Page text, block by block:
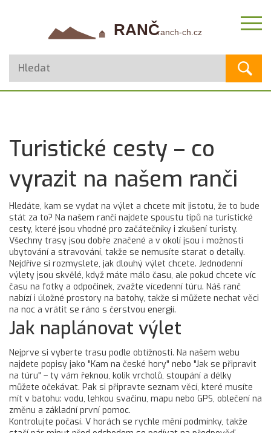
Turistické cesty – co
vyrazit na našem ranči
Hledáte, kam se vydat na výlet a chcete mít jistotu, že to bude
stát za to? Na našem ranči najdete spoustu tipů na turistické
cesty, které jsou vhodné pro začátečníky i zkušení turisty.
Všechny trasy jsou dobře značené a v okolí jsou i možnosti
ubytování a stravování, takže se nemusíte starat o detaily.
Nejdříve si rozmyslete, jak dlouhý výlet chcete. Jednodenní
výlety jsou skvělé, když máte málo času, ale pokud chcete víc
času na fotky a odpočinek, zvažte vícedenní túru. Náš ranč
nabízí i úložné prostory na batohy, takže si můžete nechat věci
na noc a vrátit se ráno s čerstvou energií.
Jak naplánovat výlet
Nejprve si vyberte trasu podle obtížnosti. Na našem webu
najdete popisy jako "Kam na české hory" nebo "Jak se připravit
na túru" – ty vám řeknou, kolik vrcholů, stoupání a délky
můžete očekávat. Pak si připravte seznam věcí, které musíte
mít v batohu: vodu, lehkou svačinu, mapu nebo GPS, oblečení na
změnu a základní první pomoc.
Kontrolujte počasí. V horách se rychle mění podmínky, takže